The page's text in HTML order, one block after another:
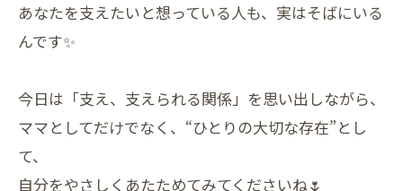
あなたを支えたいと想っている人も、実はそばにいる
んです✨
今日は「支え、支えられる関係」を思い出しながら、
ママとしてだけでなく、“ひとりの大切な存在”とし
て、
自分をやさしくあたためてみてくださいね🌷